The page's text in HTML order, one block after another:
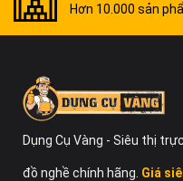
Hơn 10.000 sản
Dụng Cụ Vàng - Siêu thị
đồ nghề chính hãng. Giá